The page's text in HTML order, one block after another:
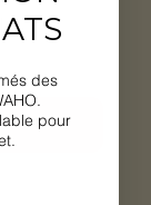
des
pour